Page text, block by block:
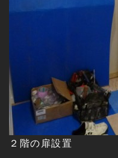
２階の扉設置